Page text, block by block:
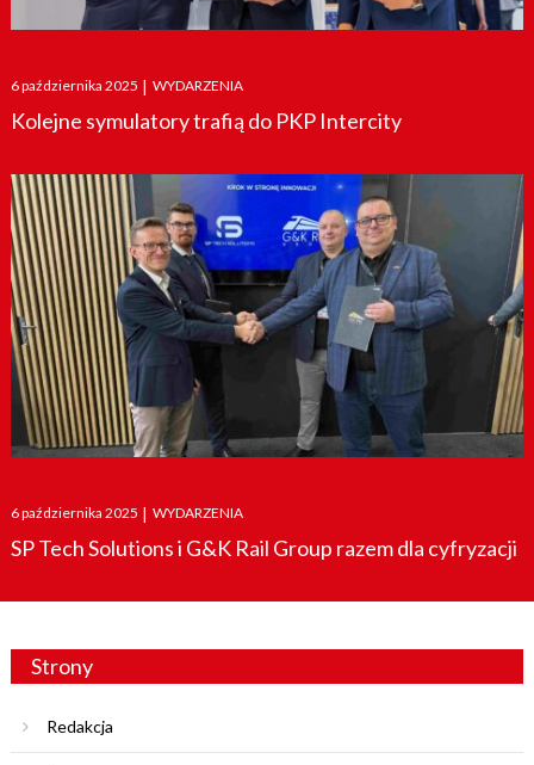
Posted
on
6 października 2025 | WYDARZENIA
Kolejne symulatory trafią do PKP Intercity
Posted
on
6 października 2025 | WYDARZENIA
SP Tech Solutions i G&K Rail Group razem dla cyfryzacji
Strony
Redakcja